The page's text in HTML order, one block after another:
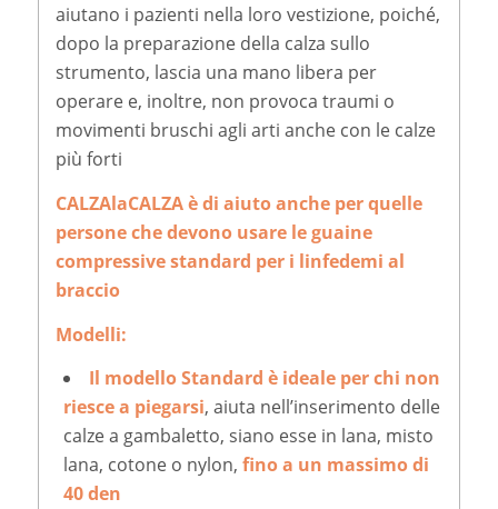
aiutano i pazienti nella loro vestizione, poiché,
dopo la preparazione della calza sullo
strumento, lascia una mano libera per
operare e, inoltre, non provoca traumi o
movimenti bruschi agli arti anche con le calze
più forti
CALZAlaCALZA è di aiuto anche per quelle
persone che devono usare le guaine
compressive standard per i linfedemi al
braccio
Modelli:
Il modello Standard è ideale per chi non
riesce a piegarsi, aiuta nell’inserimento delle
calze a gambaletto, siano esse in lana, misto
lana, cotone o nylon, fino a un massimo di
40 den